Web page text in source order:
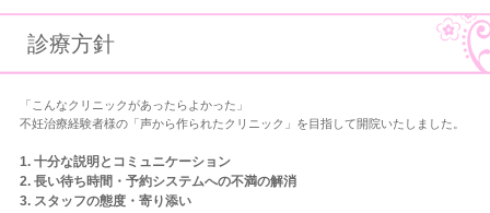
診療方針
「こんなクリニックがあったらよかった」
不妊治療経験者様の「声から作られたクリニック」を目指して開院いたしました。
1. 十分な説明とコミュニケーション
2. 長い待ち時間・予約システムへの不満の解消
3. スタッフの態度・寄り添い